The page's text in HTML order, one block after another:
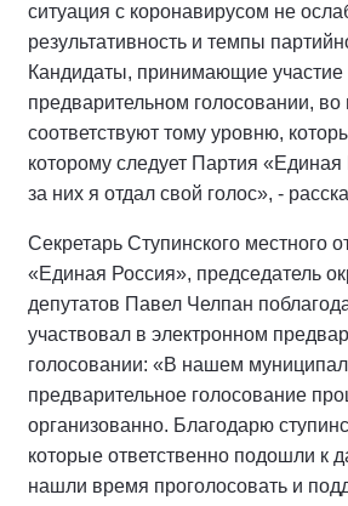
ситуация с коронавирусом не
результативность и темпы
Кандидаты, принимающие участие
предварительном голосовании, во
соответствуют тому уровню,
которому следует Партия
за них я отдал свой голос», -
Секретарь Ступинского местного
«Единая Россия», председатель
депутатов Павел Челпан
участвовал в электронном
голосовании: «В нашем
предварительное голосование
организованно. Благодарю
которые ответственно подошли к
нашли время проголосовать и